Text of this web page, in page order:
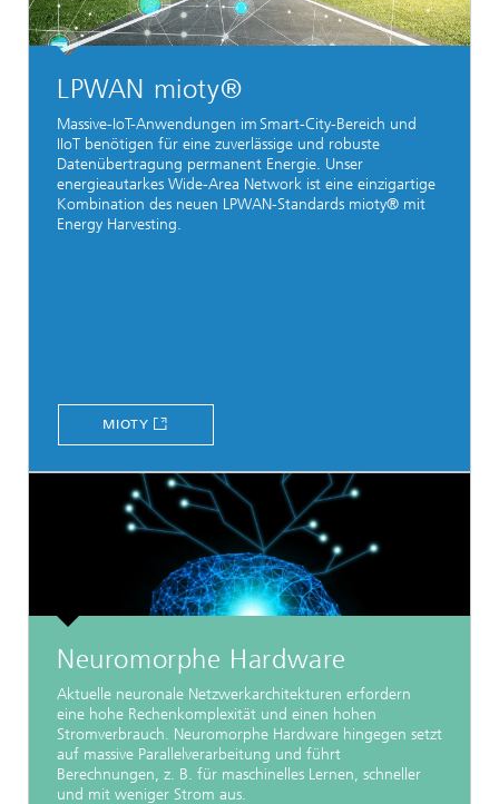
LPWAN mioty®
Massive-IoT-Anwendungen im Smart-City-Bereich und
IIoT benötigen für eine zuverlässige und robuste
Datenübertragung permanent Energie. Unser
energieautarkes Wide-Area Network ist eine einzigartige
Kombination des neuen LPWAN-Standards mioty® mit
Energy Harvesting.
MIOTY
Neuromorphe Hardware
Aktuelle neuronale Netzwerkarchitekturen erfordern
eine hohe Rechenkomplexität und einen hohen
Stromverbrauch. Neuromorphe Hardware hingegen setzt
auf massive Parallelverarbeitung und führt
Berechnungen, z. B. für maschinelles Lernen, schneller
und mit weniger Strom aus.